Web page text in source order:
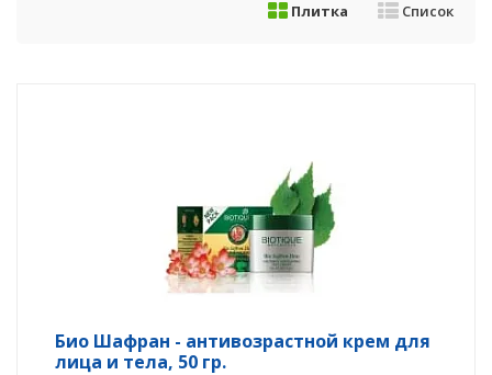
Плитка Список
Био Шафран - антивозрастной крем для
лица и тела, 50 гр.